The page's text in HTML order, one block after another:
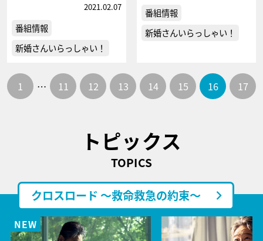
2021.02.07
番組情報
新婚さんいらっしゃい！
番組情報
新婚さんいらっしゃい！
1 … 11 12 13 14 15 16 17
トピックス
TOPICS
クロスロード ～救命救急の約束～